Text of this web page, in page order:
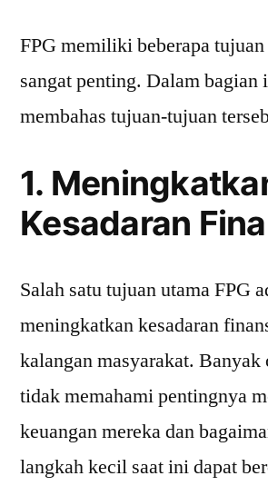
FPG memiliki beberapa
sangat penting. Dalam bagian
membahas tujuan-tujuan
1.
Kesadaran
Salah satu tujuan utama FPG
meningkatkan kesadaran
kalangan masyarakat. Banyak
tidak memahami pentingnya
keuangan mereka dan
langkah kecil saat ini dapat